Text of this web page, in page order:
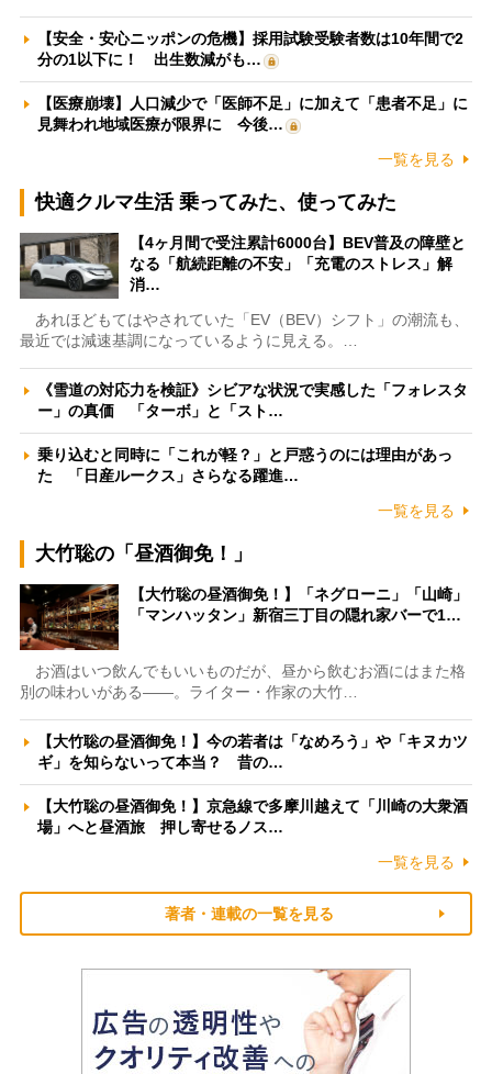
【安全・安心ニッポンの危機】採用試験受験者数は10年間で2
分の1以下に！ 出生数減がも…
【医療崩壊】人口減少で「医師不足」に加えて「患者不足」に
見舞われ地域医療が限界に 今後…
一覧を見る
快適クルマ生活 乗ってみた、使ってみた
【4ヶ月間で受注累計6000台】BEV普及の障壁と
なる「航続距離の不安」「充電のストレス」解
消…
あれほどもてはやされていた「EV（BEV）シフト」の潮流も、
最近では減速基調になっているように見える。…
《雪道の対応力を検証》シビアな状況で実感した「フォレスタ
ー」の真価 「ターボ」と「スト…
乗り込むと同時に「これが軽？」と戸惑うのには理由があっ
た 「日産ルークス」さらなる躍進…
一覧を見る
大竹聡の「昼酒御免！」
【大竹聡の昼酒御免！】「ネグローニ」「山崎」
「マンハッタン」新宿三丁目の隠れ家バーで1…
お酒はいつ飲んでもいいものだが、昼から飲むお酒にはまた格
別の味わいがある――。ライター・作家の大竹…
【大竹聡の昼酒御免！】今の若者は「なめろう」や「キヌカツ
ギ」を知らないって本当？ 昔の…
【大竹聡の昼酒御免！】京急線で多摩川越えて「川崎の大衆酒
場」へと昼酒旅 押し寄せるノス…
一覧を見る
著者・連載の一覧を見る